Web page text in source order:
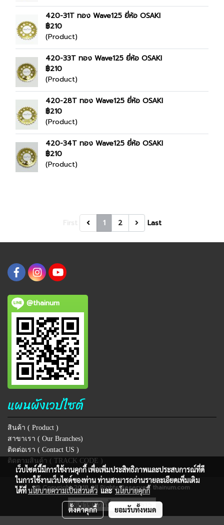
420-31T ทอง Wave125 ยี่ห้อ OSAKI
฿210
(Product)
420-33T ทอง Wave125 ยี่ห้อ OSAKI
฿210
(Product)
420-28T ทอง Wave125 ยี่ห้อ OSAKI
฿210
(Product)
420-34T ทอง Wave125 ยี่ห้อ OSAKI
฿210
(Product)
1 2 Last
@thainum
แผนผังเวปไซต์
สินค้า ( Product )
สาขาเรา ( Our Branches)
ติดต่อเรา ( Contact US )
ติดตามสินค้า ( TRACK CODE )
@ Copyright 2018 All Rights Reserved. thainum.com
ผู้เข้าชมวันนี้ 3,615
เว็บไซต์นี้มีการใช้งานคุกกี้ เพื่อเพิ่มประสิทธิภาพและประสบการณ์ที่ดี
ในการใช้งานเว็บไซต์ของท่าน ท่านสามารถอ่านรายละเอียดเพิ่มเติม
ได้ที่นโยบายความเป็นส่วนตัวและนโยบายคุกกี้
ตั้งค่าคุกกี้ ยอมรับทั้งหมด